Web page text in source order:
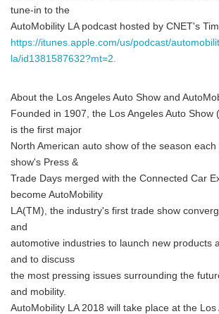
tune-in to the
AutoMobility LA podcast hosted by CNET's
https://itunes.apple.com/us/podcast/
la/id1381587632?mt=2.
About the Los Angeles Auto Show and
Founded in 1907, the Los Angeles Auto Show
is the first major
North American auto show of the season
show's Press &
Trade Days merged with the Connected Car
become AutoMobility
LA(TM), the industry's first trade show
and
automotive industries to launch new products
and to discuss
the most pressing issues surrounding the
and mobility.
AutoMobility LA 2018 will take place at the Los